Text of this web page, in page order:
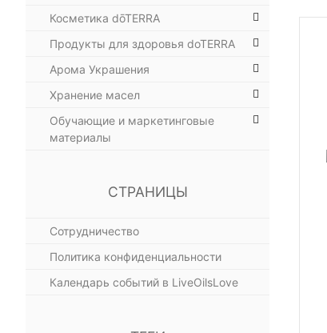
Косметика dōTERRA
Продукты для здоровья doTERRA
Арома Украшения
Хранение масел
Обучающие и маркетинговые
материалы
СТРАНИЦЫ
Сотрудничество
Политика конфиденциальности
Календарь событий в LiveOilsLove